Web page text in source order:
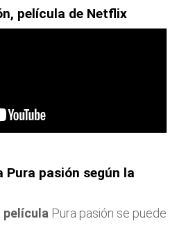
película de Netflix
Pura pasión según la
película Pura pasión se puede